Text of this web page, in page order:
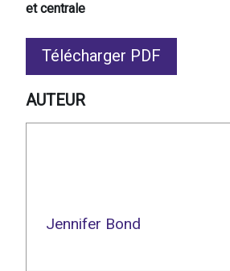
et centrale
Télécharger PDF
AUTEUR
Jennifer Bond